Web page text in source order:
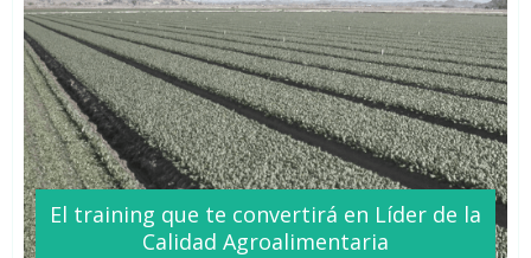
El training que te convertirá en Líder de la
Calidad Agroalimentaria